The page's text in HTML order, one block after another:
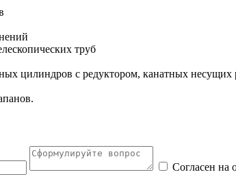
труб
цилиндров с редуктором, канатных несущих
Согласен на